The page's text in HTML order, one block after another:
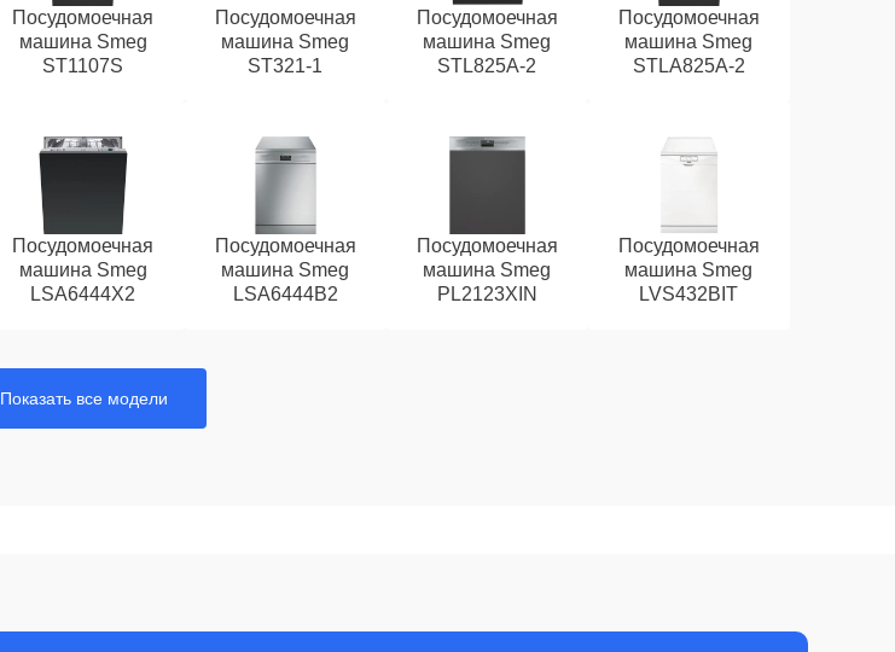
Посудомоечная
машина Smeg
ST1107S
Посудомоечная
машина Smeg
ST321-1
Посудомоечная
машина Smeg
STL825A-2
Посудомоечная
машина Smeg
STLA825A-2
Посудомоечная
машина Smeg
LSA6444X2
Посудомоечная
машина Smeg
LSA6444B2
Посудомоечная
машина Smeg
PL2123XIN
Посудомоечная
машина Smeg
LVS432BIT
Показать все модели